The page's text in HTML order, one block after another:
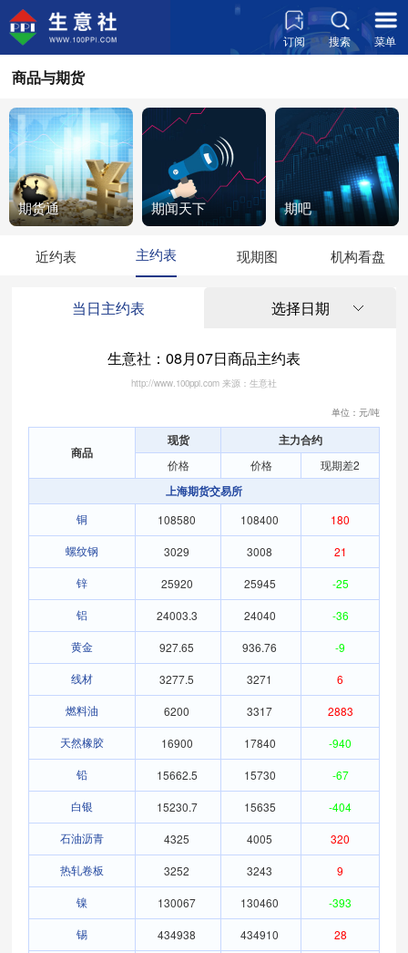
订阅 搜索 菜单
商品与期货
期货通 期闻天下 期吧
近约表 主约表 现期图 机构看盘
当日主约表 选择日期
生意社：08月07日商品主约表
http://www.100ppi.com 来源：生意社
单位：元/吨
商品
现货 主力合约
价格 价格 现期差2
上海期货交易所
铜 108580 108400 180
螺纹钢 3029 3008 21
锌 25920 25945 -25
铝 24003.3 24040 -36
黄金 927.65 936.76 -9
线材 3277.5 3271 6
燃料油 6200 3317 2883
天然橡胶 16900 17840 -940
铅 15662.5 15730 -67
白银 15230.7 15635 -404
石油沥青 4325 4005 320
热轧卷板 3252 3243 9
镍 130067 130460 -393
锡 434938 434910 28